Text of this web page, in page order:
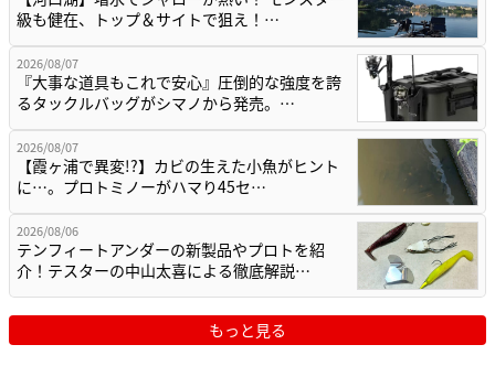
級も健在、トップ＆サイトで狙え！…
2026/08/07
『大事な道具もこれで安心』圧倒的な強度を誇
るタックルバッグがシマノから発売。…
2026/08/07
【霞ヶ浦で異変!?】カビの生えた小魚がヒント
に…。プロトミノーがハマり45セ…
2026/08/06
テンフィートアンダーの新製品やプロトを紹
介！テスターの中山太喜による徹底解説…
もっと見る